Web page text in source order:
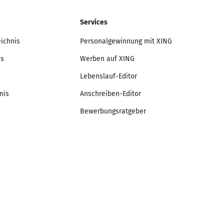
Services
Personalgewinnung mit XING
Werben auf XING
Lebenslauf-Editor
Anschreiben-Editor
Bewerbungsratgeber